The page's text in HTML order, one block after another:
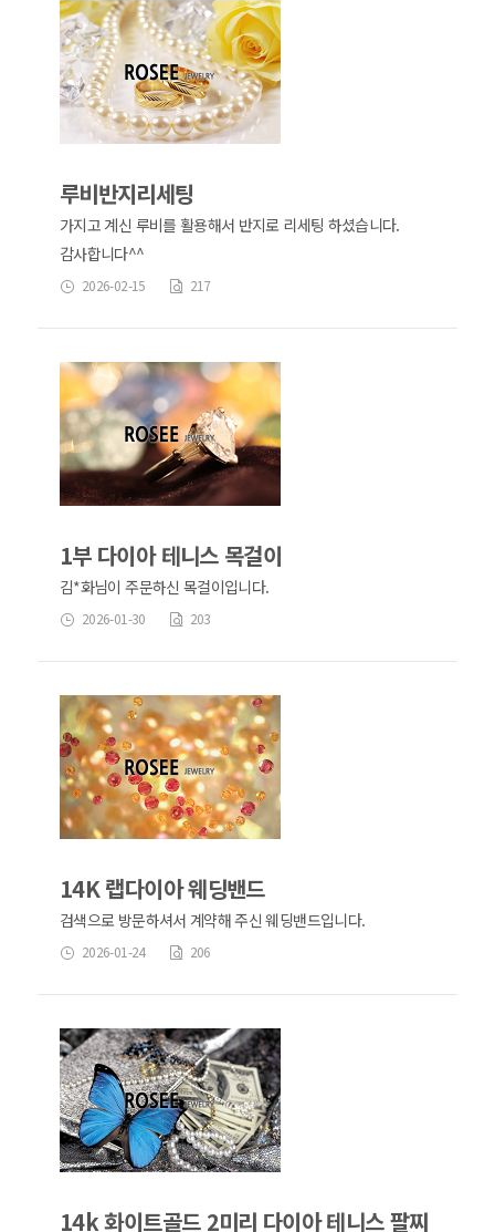
루비반지리세팅
가지고 계신 루비를 활용해서 반지로 리세팅 하셨습니다.
감사합니다^^
2026-02-15 217
1부 다이아 테니스 목걸이
김*화님이 주문하신 목걸이입니다.
2026-01-30 203
14K 랩다이아 웨딩밴드
검색으로 방문하셔서 계약해 주신 웨딩밴드입니다.
2026-01-24 206
14k 화이트골드 2미리 다이아 테니스 팔찌